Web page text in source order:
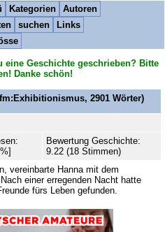
Kategorien
Autoren
suchen
Links
eine Geschichte geschrieben? Bitte
Danke schön!
2901 Wörter)
Bewertung Geschichte:
9.22 (18 Stimmen)
vereinbarte Hanna mit dem
einer erregenden Nacht hatte
fürs Leben gefunden.